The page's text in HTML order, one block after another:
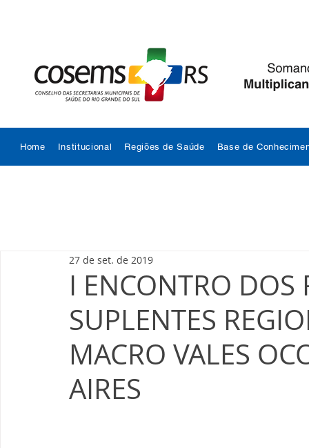
Home Institucional Regiões de Saúde Base de
I ENCONTRO DOS
SUPLENTES
MACRO VALES
AIRES
27 de set. de 2019